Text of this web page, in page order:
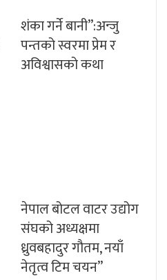
शंका गर्ने बानी”:अन्जु
पन्तको स्वरमा प्रेम र
अविश्वासको कथा
नेपाल बोटल वाटर उद्योग
संघको अध्यक्षमा
ध्रुवबहादुर गौतम, नयाँ
नेतृत्व टिम चयन”